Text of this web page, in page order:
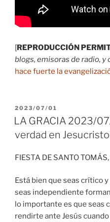
[REPRODUCCIÓN
blogs, emisoras de radio, y
hace fuerte la
PUBLICADO
EL
2023/07/01
LA GRACIA 2023/
verdad en Jesucristo
FIESTA DE SANTO TOMÁS,
Está bien que seas crítico
seas independiente
lo importante es que seas
rendirte ante Jesús